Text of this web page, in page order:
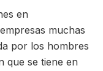
en
muchas
por los hombres
que se tiene en